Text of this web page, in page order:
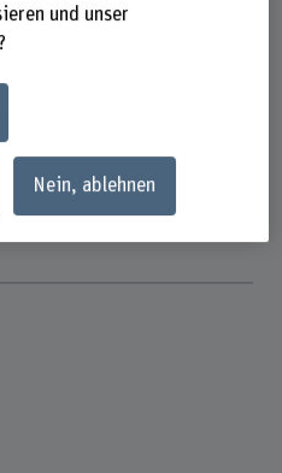
und unser
Nein, ablehnen